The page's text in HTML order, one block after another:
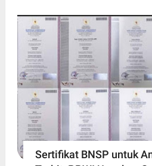
Sertifikat BNSP untuk